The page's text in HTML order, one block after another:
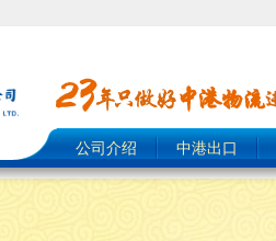
公司介绍 中港出口